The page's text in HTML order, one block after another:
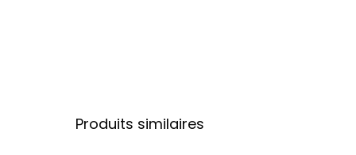
Produits similaires